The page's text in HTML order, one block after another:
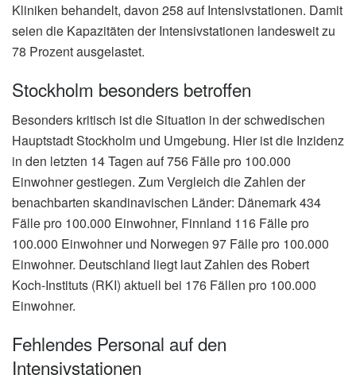
Kliniken behandelt, davon 258 auf Intensivstationen. Damit
seien die Kapazitäten der Intensivstationen landesweit zu
78 Prozent ausgelastet.
Stockholm besonders betroffen
Besonders kritisch ist die Situation in der schwedischen
Hauptstadt Stockholm und Umgebung. Hier ist die Inzidenz
in den letzten 14 Tagen auf 756 Fälle pro 100.000
Einwohner gestiegen. Zum Vergleich die Zahlen der
benachbarten skandinavischen Länder: Dänemark 434
Fälle pro 100.000 Einwohner, Finnland 116 Fälle pro
100.000 Einwohner und Norwegen 97 Fälle pro 100.000
Einwohner. Deutschland liegt laut Zahlen des Robert
Koch-Instituts (RKI) aktuell bei 176 Fällen pro 100.000
Einwohner.
Fehlendes Personal auf den
Intensivstationen